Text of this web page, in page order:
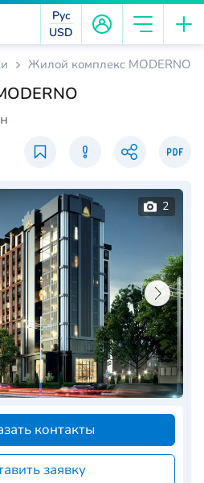
Рус
USD
Жилой комплекс MODERNO
2
заявку
контакты